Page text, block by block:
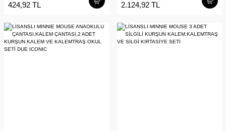
424,92 TL 2.124,92 TL